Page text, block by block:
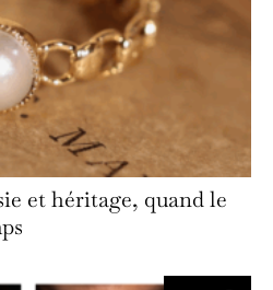
et héritage, quand le